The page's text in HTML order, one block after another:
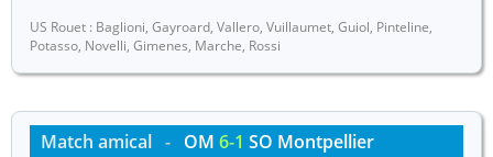
US Rouet : Baglioni, Gayroard, Vallero, Vuillaumet, Guiol, Pinteline,
Potasso, Novelli, Gimenes, Marche, Rossi
Match amical - OM 6-1 SO Montpellier